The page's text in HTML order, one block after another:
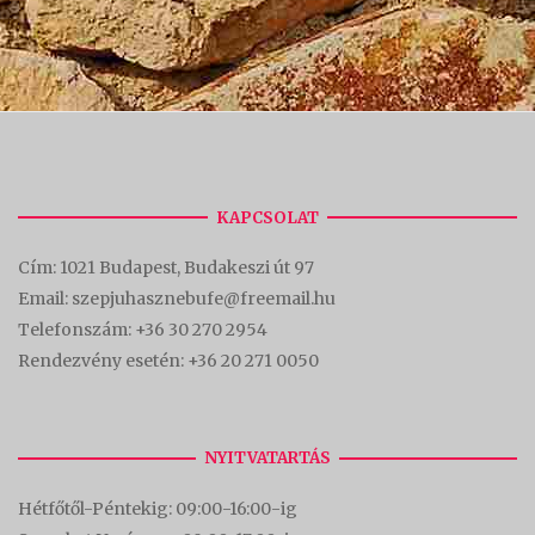
KAPCSOLAT
Cím: 1021 Budapest, Budakeszi út 97
Email: szepjuhasznebufe@freemail.hu
Telefonszám: +36 30 270 2954
Rendezvény esetén: +36 20 271 0050
NYITVATARTÁS
Hétfőtől-Péntekig: 09:00-16:00-ig